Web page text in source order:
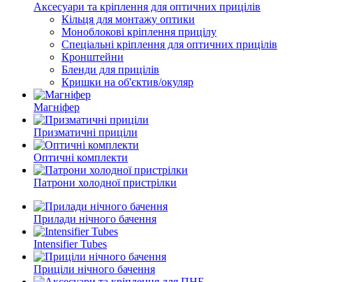
Аксесуари та кріплення для оптичних прицілів
Кільця для монтажу оптики
Моноблокові кріплення прицілу
Спеціальні кріплення для оптичних прицілів
Кронштейни
Бленди для прицілів
Кришки на об'єктив/окуляр
Магніфер
Призматичні приціли
Оптичні комплекти
Патрони холодної пристрілки
Прилади нічного бачення
Intensifier Tubes
Приціли нічного бачення